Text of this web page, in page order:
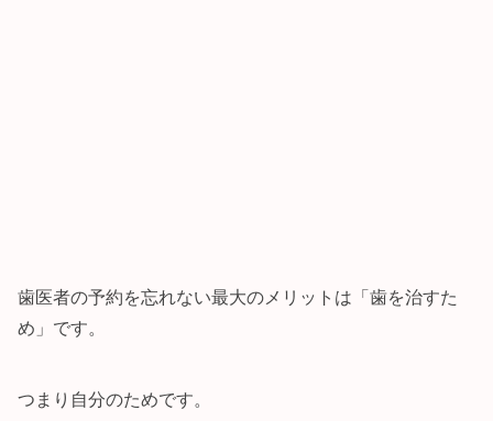
歯医者の予約を忘れない最大のメリットは「歯を治すた
め」です。
つまり自分のためです。